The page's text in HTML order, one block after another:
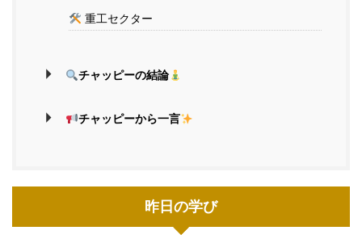
重工セクター
チャッピーの結論
チャッピーから一言
昨日の学び